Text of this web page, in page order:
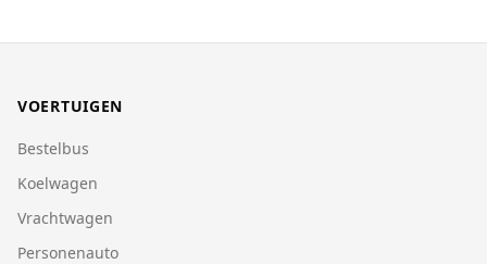
VOERTUIGEN
Bestelbus
Koelwagen
Vrachtwagen
Personenauto